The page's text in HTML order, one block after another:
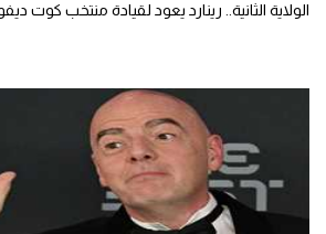
الولاية الثانية.. رينارد يعود لقيادة منتخب كوت